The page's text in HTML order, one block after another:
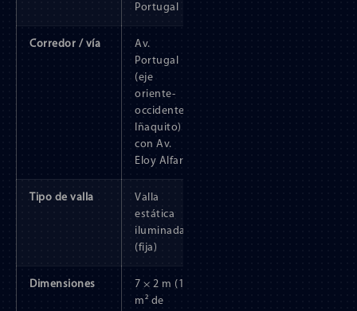
Portugal
Corredor / vía
Av.
Portugal
(eje
oriente-
occidente
Iñaquito)
con Av.
Eloy Alfaro
Tipo de valla
Valla
estática
iluminada
(fija)
Dimensiones
7 × 2 m (14
m² de